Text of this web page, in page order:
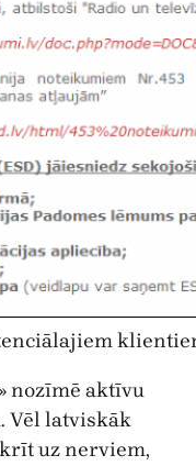
nozīmē aktīvu
Vēl latviskāk
uz nerviem,